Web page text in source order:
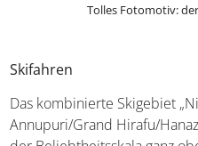
Tolles Fotomotiv:
Skifahren
Das kombinierte Skigebiet
Annupuri/Grand Hirafu/